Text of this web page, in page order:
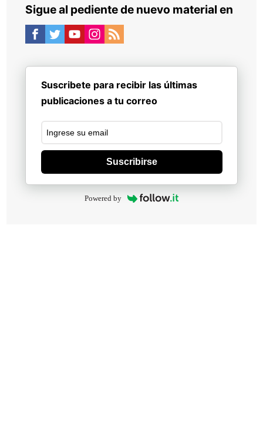
Sigue al pediente de nuevo material en
Suscribete para recibir las últimas
publicaciones a tu correo
Suscribirse
Powered by